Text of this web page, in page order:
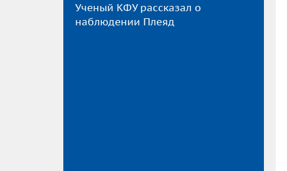
Ученый КФУ рассказал о
наблюдении Плеяд